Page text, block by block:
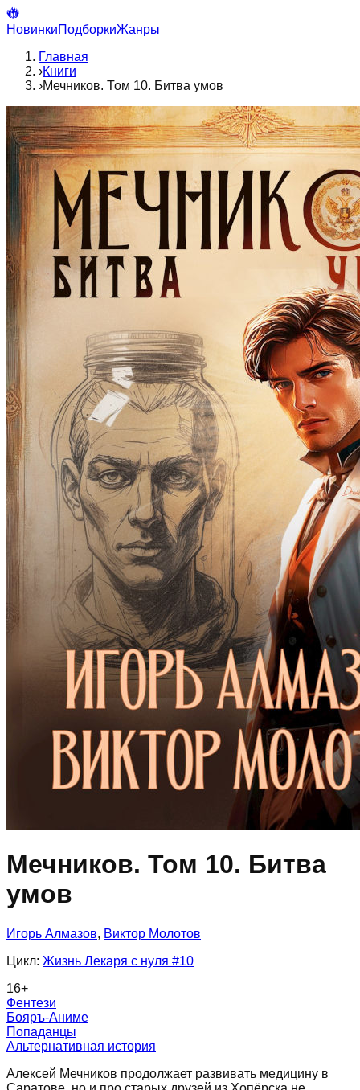
НовинкиПодборкиЖанры
Главная
›Книги
›Мечников. Том 10. Битва умов
Мечников. Том 10. Битва
умов
Игорь Алмазов, Виктор Молотов
Цикл: Жизнь Лекаря с нуля #10
16+
Фентези
Бояръ-Аниме
Попаданцы
Альтернативная история
Алексей Мечников продолжает развивать медицину в